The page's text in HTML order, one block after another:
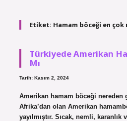
Etiket: Hamam böceği en çok
Türkiyede Amerikan
Mı
Tarih: Kasım 2, 2024
Amerikan hamam böceği nereden
Afrika’dan olan Amerikan
yayılmıştır. Sıcak, nemli,